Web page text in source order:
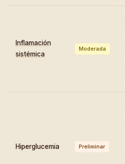
Inflamación
sistémica
Moderada
Hiperglucemia Preliminar